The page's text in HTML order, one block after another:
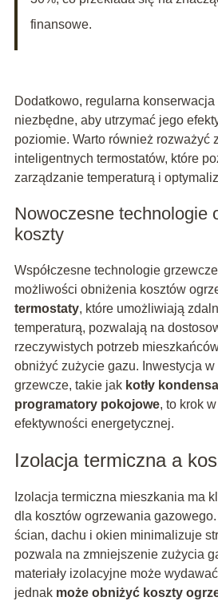
finansowe.
Dodatkowo, regularna konserwacja
niezbędne, aby utrzymać jego
poziomie. Warto również rozważyć
inteligentnych termostatów, które
zarządzanie temperaturą i
Nowoczesne technologie
koszty
Współczesne technologie
możliwości obniżenia kosztów
termostaty, które umożliwiają
temperaturą, pozwalają na
rzeczywistych potrzeb
obniżyć zużycie gazu. Inwestycja
grzewcze, takie jak kotły
programatory pokojowe, to krok
efektywności energetycznej.
Izolacja termiczna a
Izolacja termiczna mieszkania ma
dla kosztów ogrzewania
ścian, dachu i okien minimalizuje
pozwala na zmniejszenie zużycia
materiały izolacyjne może
jednak może obniżyć koszty